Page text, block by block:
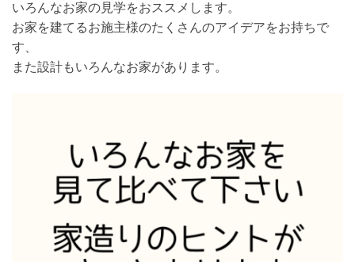
いろんなお家の見学をおススメします。
お家を建てるお施主様のたくさんのアイデアをお持ちで
す、
また設計もいろんなお家があります。